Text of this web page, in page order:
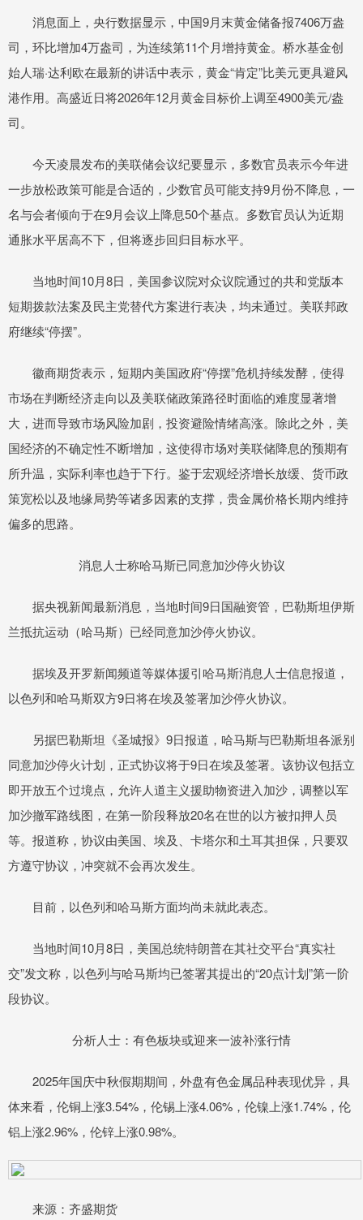
消息面上，央行数据显示，中国9月末黄金储备报7406万盎
司，环比增加4万盎司，为连续第11个月增持黄金。桥水基金创
始人瑞·达利欧在最新的讲话中表示，黄金“肯定”比美元更具避风
港作用。高盛近日将2026年12月黄金目标价上调至4900美元/盎
司。
今天凌晨发布的美联储会议纪要显示，多数官员表示今年进
一步放松政策可能是合适的，少数官员可能支持9月份不降息，一
名与会者倾向于在9月会议上降息50个基点。多数官员认为近期
通胀水平居高不下，但将逐步回归目标水平。
当地时间10月8日，美国参议院对众议院通过的共和党版本
短期拨款法案及民主党替代方案进行表决，均未通过。美联邦政
府继续“停摆”。
徽商期货表示，短期内美国政府“停摆”危机持续发酵，使得
市场在判断经济走向以及美联储政策路径时面临的难度显著增
大，进而导致市场风险加剧，投资避险情绪高涨。除此之外，美
国经济的不确定性不断增加，这使得市场对美联储降息的预期有
所升温，实际利率也趋于下行。鉴于宏观经济增长放缓、货币政
策宽松以及地缘局势等诸多因素的支撑，贵金属价格长期内维持
偏多的思路。
消息人士称哈马斯已同意加沙停火协议
据央视新闻最新消息，当地时间9日国融资管，巴勒斯坦伊斯
兰抵抗运动（哈马斯）已经同意加沙停火协议。
据埃及开罗新闻频道等媒体援引哈马斯消息人士信息报道，
以色列和哈马斯双方9日将在埃及签署加沙停火协议。
另据巴勒斯坦《圣城报》9日报道，哈马斯与巴勒斯坦各派别
同意加沙停火计划，正式协议将于9日在埃及签署。该协议包括立
即开放五个过境点，允许人道主义援助物资进入加沙，调整以军
加沙撤军路线图，在第一阶段释放20名在世的以方被扣押人员
等。报道称，协议由美国、埃及、卡塔尔和土耳其担保，只要双
方遵守协议，冲突就不会再次发生。
目前，以色列和哈马斯方面均尚未就此表态。
当地时间10月8日，美国总统特朗普在其社交平台“真实社
交”发文称，以色列与哈马斯均已签署其提出的“20点计划”第一阶
段协议。
分析人士：有色板块或迎来一波补涨行情
2025年国庆中秋假期期间，外盘有色金属品种表现优异，具
体来看，伦铜上涨3.54%，伦锡上涨4.06%，伦镍上涨1.74%，伦
铝上涨2.96%，伦锌上涨0.98%。
来源：齐盛期货